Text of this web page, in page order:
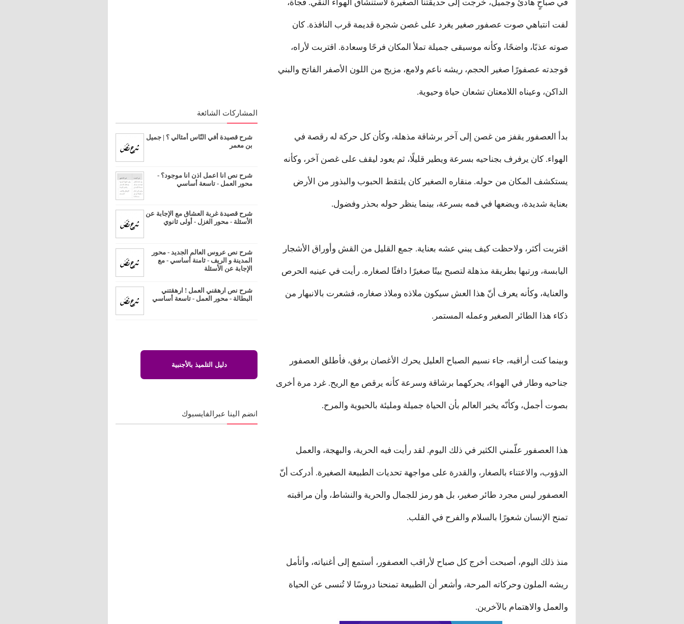
في صباحٍ هادئ وجميل، خرجت إلى حديقتنا الصغيرة لأستنشاق الهواء النقي. فجأة،
لفت انتباهي صوت عصفور صغير يغرد على غصن شجرة قديمة قرب النافذة. كان
صوته عذبًا، واضحًا، وكأنه موسيقى جميلة تملأ المكان فرحًا وسعادة. اقتربت لأراه،
فوجدته عصفورًا صغير الحجم، ريشه ناعم ولامع، مزيج من اللون الأصفر الفاتح والبني
الداكن، وعيناه اللامعتان تشعان حياة وحيوية.
بدأ العصفور يقفز من غصن إلى آخر برشاقة مذهلة، وكأن كل حركة له رقصة في
الهواء. كان يرفرف بجناحيه بسرعة ويطير قليلًا، ثم يعود ليقف على غصن آخر، وكأنه
يستكشف المكان من حوله. منقاره الصغير كان يلتقط الحبوب والبذور من الأرض
بعناية شديدة، ويضعها في فمه بسرعة، بينما ينظر حوله بحذر وفضول.
اقتربت أكثر، ولاحظت كيف يبني عشه بعناية. جمع القليل من القش وأوراق الأشجار
اليابسة، ورتبها بطريقة مذهلة لتصبح بيتًا صغيرًا دافئًا لصغاره. رأيت في عينيه الحرص
والعناية، وكأنه يعرف أنّ هذا العش سيكون ملاذه وملاذ صغاره، فشعرت بالانبهار من
ذكاء هذا الطائر الصغير وعمله المستمر.
وبينما كنت أراقبه، جاء نسيم الصباح العليل يحرك الأغصان برفق، فأطلق العصفور
جناحيه وطار في الهواء، يحركهما برشاقة وسرعة كأنه يرقص مع الريح. غرد مرة أخرى
بصوت أجمل، وكأنّه يخبر العالم بأن الحياة جميلة ومليئة بالحيوية والمرح.
هذا العصفور علّمني الكثير في ذلك اليوم. لقد رأيت فيه الحرية، والبهجة، والعمل
الدؤوب، والاعتناء بالصغار، والقدرة على مواجهة تحديات الطبيعة الصغيرة. أدركت أنّ
العصفور ليس مجرد طائر صغير، بل هو رمز للجمال والحرية والنشاط، وأن مراقبته
تمنح الإنسان شعورًا بالسلام والفرح في القلب.
منذ ذلك اليوم، أصبحت أخرج كل صباح لأراقب العصفور، أستمع إلى أغنياته، وأتأمل
ريشه الملون وحركاته المرحة، وأشعر أن الطبيعة تمنحنا دروسًا لا تُنسى عن الحياة
والعمل والاهتمام بالآخرين.
المشاركات الشائعة
شرح قصيدة أفي النّاس أمثالي ؟ | جميل
بن معمر
شرح نص انا اعمل اذن انا موجود؟ -
محور العمل - تاسعة أساسي
شرح قصيدة غربة العشاق مع الإجابة عن
الأسئلة - محور الغزل - أولى ثانوي
شرح نص عروس العالم الجديد - محور
المدينة و الريف - ثامنة أساسي - مع
الإجابة عن الأسئلة
شرح نص ارهقني العمل ! ارهقتني
البطالة - محور العمل - تاسعة أساسي
دليل التلميذ بالأجنبية
انضم الينا عبرالفايسبوك